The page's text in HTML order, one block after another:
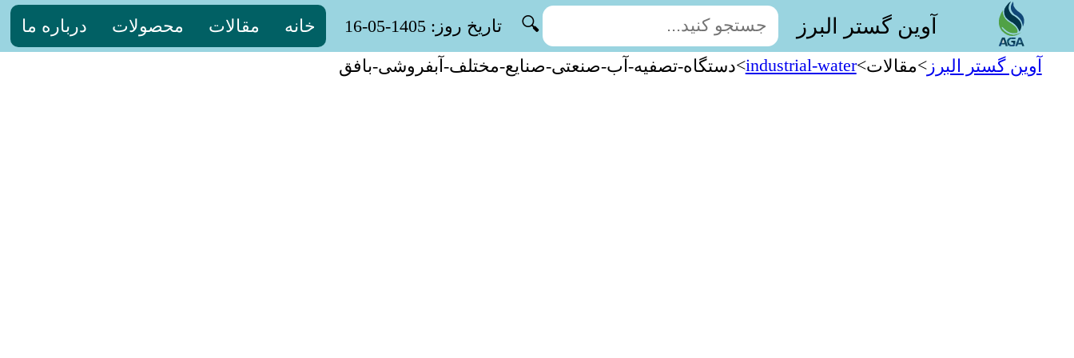
آوین گستر البرز 🔍 تاریخ روز: 1405-05-16 خانه مقالات محصولات درباره ما
آوین گستر البرز>مقالات>
industrial-water
>دستگاه-تصفیه-آب-صنعتی-صنایع-مختلف-آبفروشی-بافق